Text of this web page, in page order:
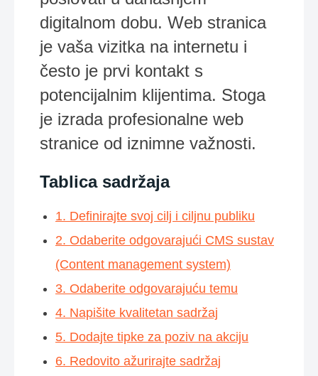
digitalnom dobu. Web stranica
je vaša vizitka na internetu i
često je prvi kontakt s
potencijalnim klijentima. Stoga
je izrada profesionalne web
stranice od iznimne važnosti.
Tablica sadržaja
1. Definirajte svoj cilj i ciljnu publiku
2. Odaberite odgovarajući CMS sustav
(Content management system)
3. Odaberite odgovarajuću temu
4. Napišite kvalitetan sadržaj
5. Dodajte tipke za poziv na akciju
6. Redovito ažurirajte sadržaj